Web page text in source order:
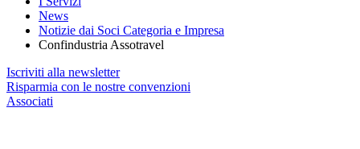
News
Notizie dai Soci Categoria e Impresa
Confindustria Assotravel
Iscriviti alla newsletter
Risparmia con le nostre convenzioni
Associati